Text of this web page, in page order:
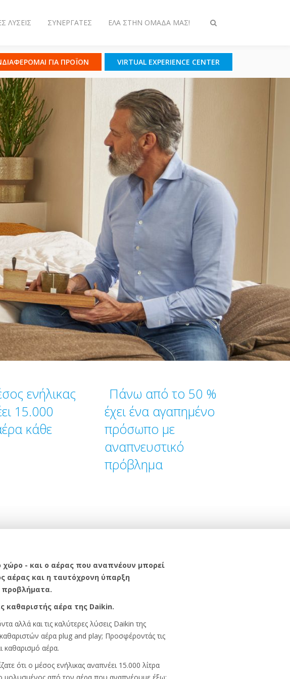
Εναλλαγή
ΛΎΣΕΙΣ ΣΥΝΕΡΓΆΤΕΣ ΈΛΑ ΣΤΗΝ ΟΜΆΔΑ ΜΑΣ!
ΓΙΑ ΠΡΟΪΟΝ VIRTUAL EXPERIENCE CENTER
ενήλικας
15.000
κάθε
Πάνω από το 50 %
έχει ένα αγαπημένο
πρόσωπο με
αναπνευστικό
πρόβλημα
χώρο - και ο αέρας που αναπνέουν μπορεί
αέρας και η ταυτόχρονη ύπαρξη
προβλήματα.
αέρα της Daikin.
αλλά και τις καλύτερες λύσεις Daikin της
αέρα plug and play; Προσφέροντάς τις
καθαρισμό αέρα.
ότι ο μέσος ενήλικας αναπνέει 15.000 λίτρα